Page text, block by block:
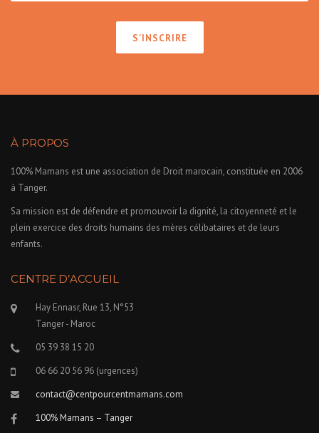
À PROPOS
100% Mamans est une association de Droit marocain, constituée en 2006
à Tanger.
Sa mission est de défendre et promouvoir la dignité, la citoyenneté et le
plein exercice des droits humains des mères célibataires et de leurs
enfants.
CENTRE D’ACCUEIL
Hay Ennasr, Rue 13, N°53
Tanger - Maroc
05 39 38 15 20
06 66 20 56 96 (urgences)
contact@centpourcentmamans.com
100% Mamans – Tanger